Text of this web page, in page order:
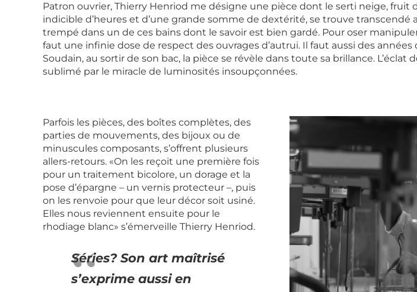
Patron ouvrier, Thierry Henriod me désigne une pièce dont le serti neige, fruit
indicible d’heures et d’une grande somme de dextérité, se trouve transcendé
trempé dans un de ces bains dont le savoir est bien gardé. Pour oser
faut une infinie dose de respect des ouvrages d’autrui. Il faut aussi des années
Soudain, au sortir de son bac, la pièce se révèle dans toute sa brillance. L’éclat
sublimé par le miracle de luminosités insoupçonnées.
Parfois les pièces, des boîtes complètes, des
parties de mouvements, des bijoux ou de
minuscules composants, s’offrent plusieurs
allers-retours. «On les reçoit une première fois
pour un traitement bicolore, un dorage et la
pose d’épargne – un vernis protecteur –, puis
on les renvoie pour que leur décor soit usiné.
Elles nous reviennent ensuite pour le
rhodiage blanc» s’émerveille Thierry Henriod.
Séries? Son art maîtrisé
s’exprime aussi en